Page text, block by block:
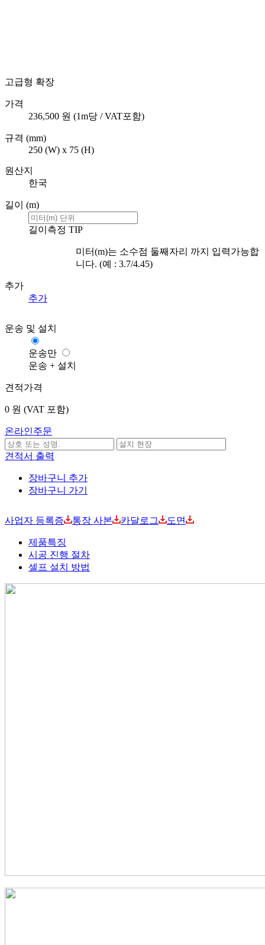
고급형 확장
가격
236,500 원 (1m당 / VAT포함)
규격 (mm)
250 (W) x 75 (H)
원산지
한국
길이 (m)
길이측정 TIP
미터(m)는 소수점 둘째자리 까지 입력가능합
니다. (예 : 3.7/4.45)
추가
추가
운송 및 설치
운송만
운송 + 설치
견적가격
0 원 (VAT 포함)
온라인주문
견적서 출력
장바구니 추가
장바구니 가기
사업자 등록증 통장 사본 카달로그 도면
제품특징
시공 진행 절차
셀프 설치 방법